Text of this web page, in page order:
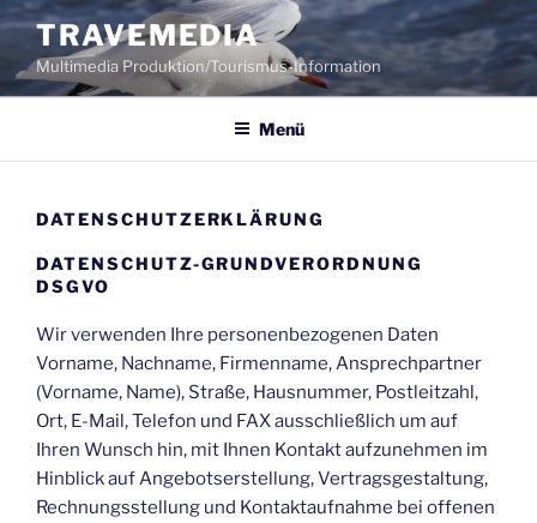
Zum
Inhalt
springen
TRAVEMEDIA
Multimedia Produktion/Tourismus-Information
Menü
DATENSCHUTZERKLÄRUNG
DATENSCHUTZ-GRUNDVERORDNUNG
DSGVO
Wir verwenden Ihre personenbezogenen Daten
Vorname, Nachname, Firmenname, Ansprechpartner
(Vorname, Name), Straße, Hausnummer, Postleitzahl,
Ort, E-Mail, Telefon und FAX ausschließlich um auf
Ihren Wunsch hin, mit Ihnen Kontakt aufzunehmen im
Hinblick auf Angebotserstellung, Vertragsgestaltung,
Rechnungsstellung und Kontaktaufnahme bei offenen